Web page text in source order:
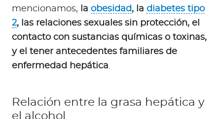
mencionamos,
la obesidad, la diabetes tipo
2, las relaciones sexuales sin protección, el
contacto con sustancias químicas o toxinas,
y el tener antecedentes familiares de
enfermedad hepática.
Relación entre la grasa hepática y
el alcohol